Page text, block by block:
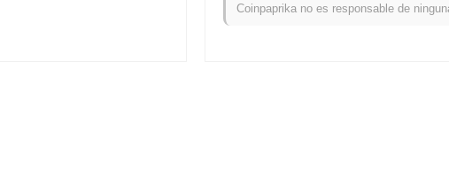
Coinpaprika no es responsable de